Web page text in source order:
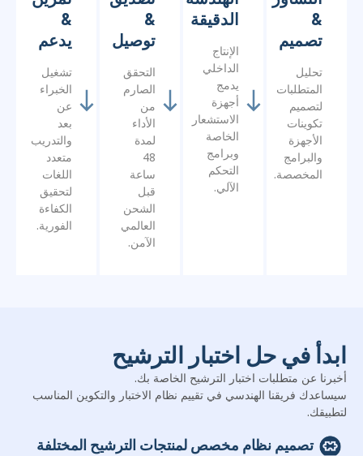
تصميم
تحليل
لتصميم
تكوينات
الأجهزة
والبرامج
المخصصة.
الإنتاج
يدمج
أجهزة
الاستشعار
الخاصة
وبرامج
التحكم
الآلي.
توصيل
التحقق
من
الأداء
لمدة
48
ساعة
قبل
الشحن
العالمي
الآمن.
يدعم
تشغيل
عن
بعد
والتدريب
متعدد
اللغات
لتحقيق
الكفاءة
الفورية.
أخبرنا عن متطلبات اختبار الترشيح الخاصة بك.
سيساعدك فريقنا الهندسي في تقييم نظام الاختبار والتكوين المناسب
لتطبيقك.
تصميم نظام مخصص لمنتجات الترشيح المختلفة
حلول الاختبار المتوافقة مع المعايير الدولية